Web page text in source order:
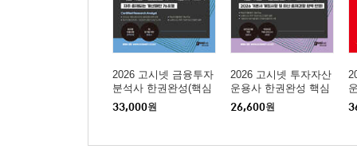
2회 기출유형 모의고사
2026 고시넷 금융투자
분석사 한권완성(핵심
개념+빈출문제+시험
다시보기)
33,000원
2026 고시넷 투자자산
운용사 한권완성 핵심
개념+빈출문제+모의고
사
26,600원